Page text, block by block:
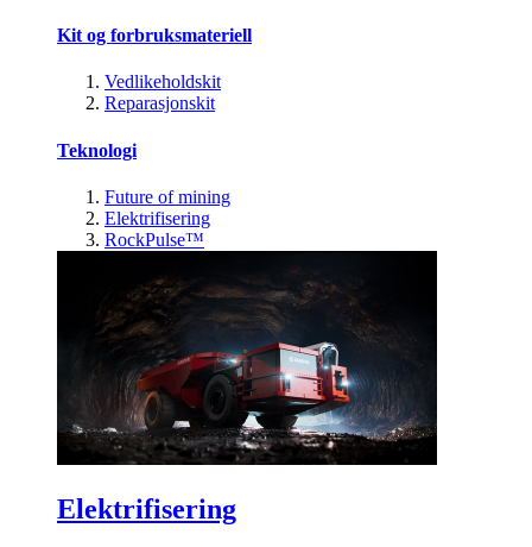
Kit og forbruksmateriell
Vedlikeholdskit
Reparasjonskit
Teknologi
Future of mining
Elektrifisering
RockPulse™
Elektrifisering